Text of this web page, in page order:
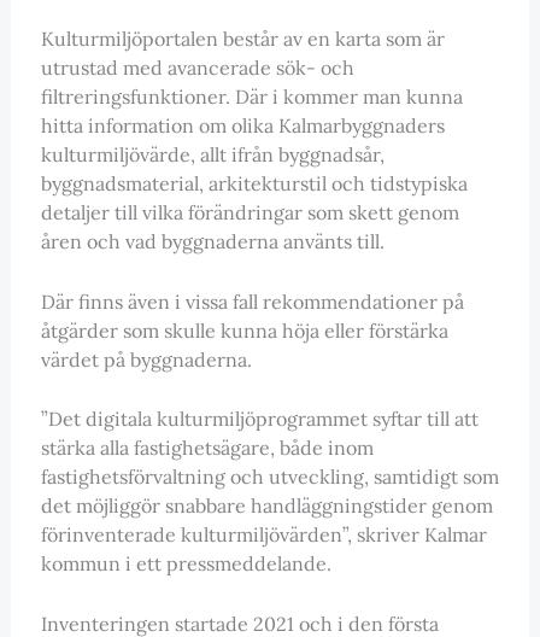
Kulturmiljöportalen består av en karta som är
utrustad med avancerade sök- och
filtreringsfunktioner. Där i kommer man kunna
hitta information om olika Kalmarbyggnaders
kulturmiljövärde, allt ifrån byggnadsår,
byggnadsmaterial, arkitekturstil och tidstypiska
detaljer till vilka förändringar som skett genom
åren och vad byggnaderna använts till.
Där finns även i vissa fall rekommendationer på
åtgärder som skulle kunna höja eller förstärka
värdet på byggnaderna.
”Det digitala kulturmiljöprogrammet syftar till att
stärka alla fastighetsägare, både inom
fastighetsförvaltning och utveckling, samtidigt som
det möjliggör snabbare handläggningstider genom
förinventerade kulturmiljövärden”, skriver Kalmar
kommun i ett pressmeddelande.
Inventeringen startade 2021 och i den första